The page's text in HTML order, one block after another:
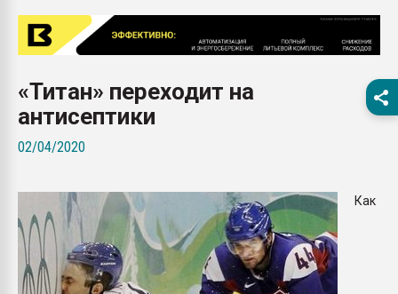
28.07.2026
Материал
вакуумного
ПЕРЕЙТИ НА
«Титан» переходит на
антисептики
02/04/2020
Как